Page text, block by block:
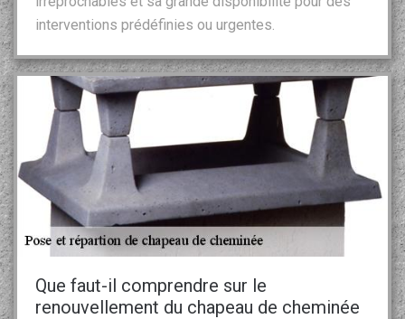
interventions prédéfinies ou urgentes.
Que faut-il comprendre sur le
renouvellement du chapeau de cheminée